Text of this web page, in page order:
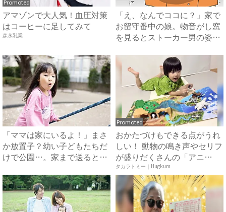
Promoted
アマゾンで大人気！血圧対策
はコーヒーに足してみて
森永乳業
「え、なんでココに？」家で
お留守番中の娘。物音がし窓
を見るとストーカー男の姿が
「ママは家にいるよ！」まさ
か放置子？幼い子どもたちだ
けで公園…。家まで送ると、
Promoted
おかたづけもできる点がうれ
しい！ 動物の鳴き声やセリフ
が盛りだくさんの「アニ
ア ...
タカラトミー｜Hugkum